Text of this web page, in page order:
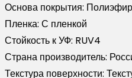
Основа покрытия: Полиэфир
Пленка: С пленкой
Стойкость к УФ: RUV4
Страна производитель:
Текстура поверхности: